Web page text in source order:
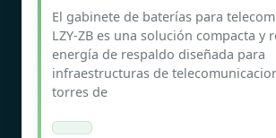
El gabinete de baterías para
LZY-ZB es una solución compacta y
energía de respaldo diseñada para
infraestructuras de
torres de